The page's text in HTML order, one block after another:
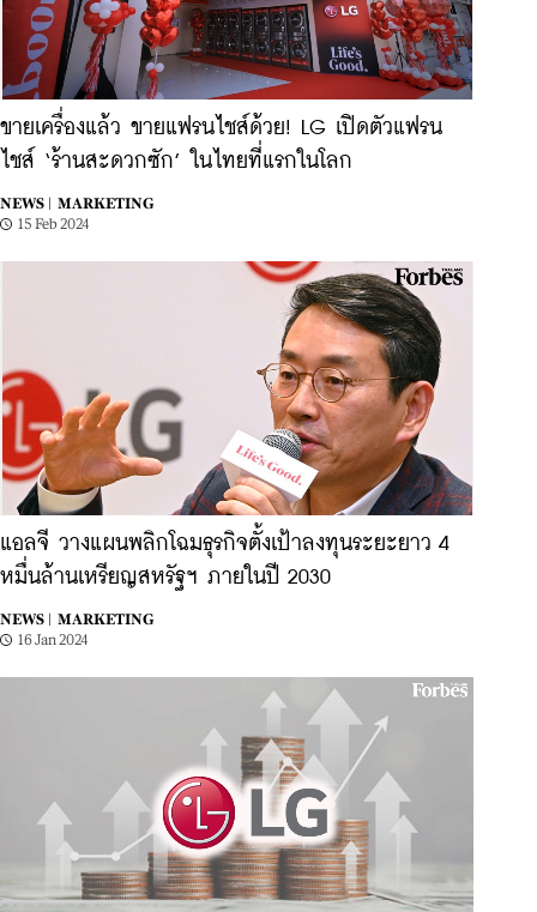
ขายเครื่องแล้ว ขายแฟรนไชส์ด้วย! LG เปิดตัวแฟรน
ไชส์ ‘ร้านสะดวกซัก’ ในไทยที่แรกในโลก
NEWS |
MARKETING
15 Feb 2024
แอลจี วางแผนพลิกโฉมธุรกิจตั้งเป้าลงทุนระยะยาว 4
หมื่นล้านเหรียญสหรัฐฯ ภายในปี 2030
NEWS |
MARKETING
16 Jan 2024